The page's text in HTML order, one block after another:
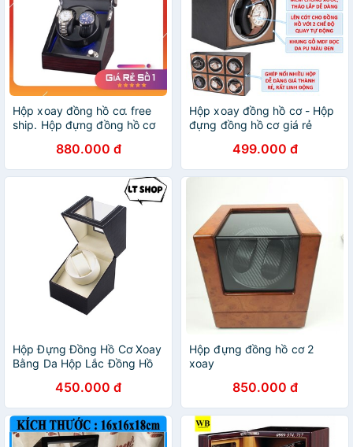
Hộp xoay đồng hồ cơ. free
ship. Hộp đựng đồng hồ cơ
880.000 đ
Hộp xoay đồng hồ cơ - Hộp
đựng đồng hồ cơ giá rẻ
499.000 đ
Hộp Đựng Đồng Hồ Cơ Xoay
Bằng Da Hộp Lắc Đồng Hồ
450.000 đ
Hộp đựng đồng hồ cơ 2
xoay
850.000 đ